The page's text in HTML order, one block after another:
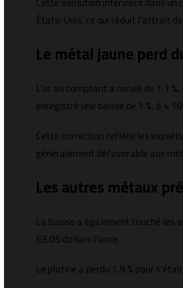
États-Unis, ce qui réduit l’attrait
Le métal jaune perd
L’or au comptant a reculé de 1,1
enregistré une baisse de 1 %, à 4
Cette correction reflète les
généralement défavorable aux
Les autres métaux
La baisse a également touché les
63,05 dollars l’once.
Le platine a perdu 1,9 % pour